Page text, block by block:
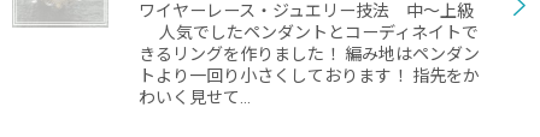
ワイヤーレース・ジュエリー技法 中〜上級
人気でしたペンダントとコーディネイトで
きるリングを作りました！ 編み地はペンダン
トより一回り小さくしております！ 指先をか
わいく見せて…